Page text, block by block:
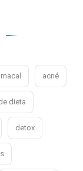
acné
dieta
detox